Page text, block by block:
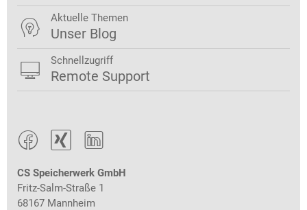
  
CS Speicherwerk GmbH
Fritz-Salm-Straße 1
68167 Mannheim
 Aktuelle Themen
Unser Blog
 Schnellzugriff
Remote Support